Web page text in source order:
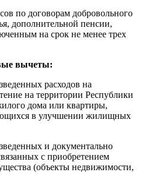
по договорам добровольного
дополнительной пенсии,
на срок не менее трех
вычеты:
расходов на
на территории Республики
дома или квартиры,
в улучшении жилищных
и документально
с приобретением
(объекты недвижимости,